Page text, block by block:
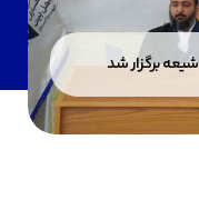
برگزار شد